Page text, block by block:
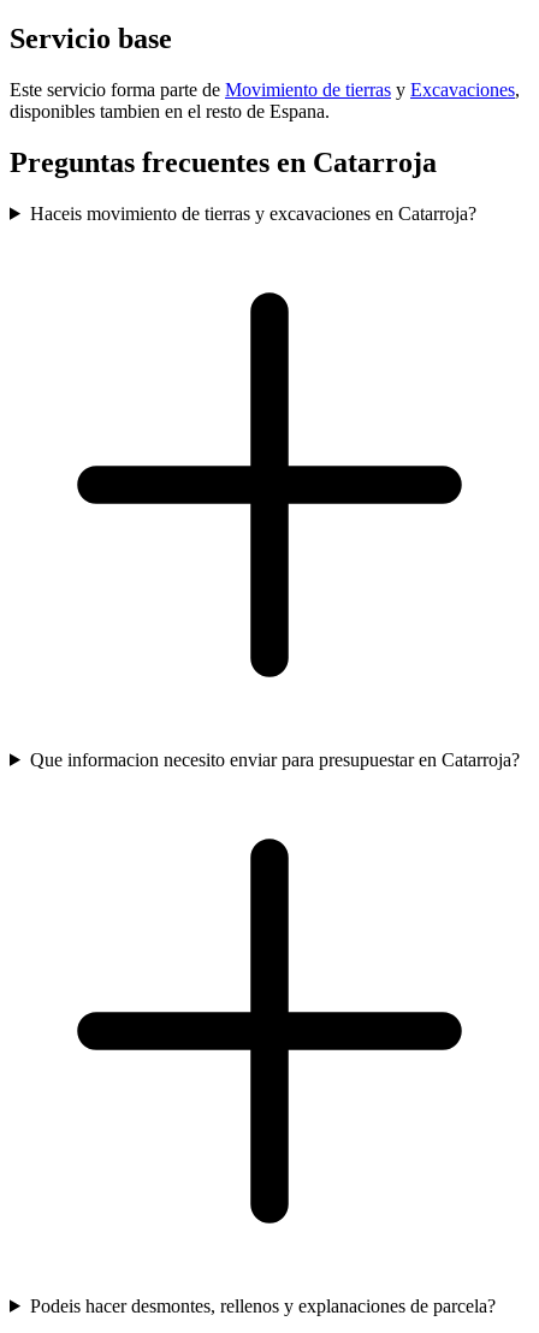
Servicio base
Este servicio forma parte de Movimiento de tierras y Excavaciones,
disponibles tambien en el resto de Espana.
Preguntas frecuentes en Catarroja
Haceis movimiento de tierras y excavaciones en Catarroja?
Que informacion necesito enviar para presupuestar en Catarroja?
Podeis hacer desmontes, rellenos y explanaciones de parcela?